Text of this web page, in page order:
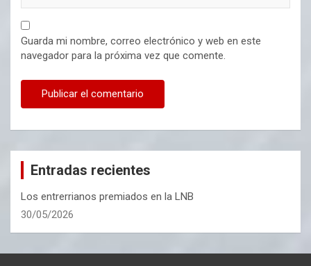
Guarda mi nombre, correo electrónico y web en este
navegador para la próxima vez que comente.
Entradas recientes
Los entrerrianos premiados en la LNB
30/05/2026